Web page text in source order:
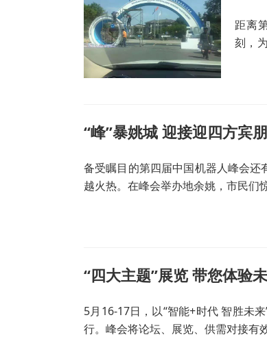
距离
刻，
“峰”暴姚城 迎接迎四方宾朋
备受瞩目的第四届中国机器人峰会
越火热。在峰会举办地余姚，市民们
“四大主题”展览 带您体验
5月16-17日，以“智能+时代 智胜未
行。峰会将论坛、展览、供需对接有